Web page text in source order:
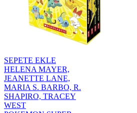
SEPETE EKLE
HELENA MAYER,
JEANETTE LANE,
MARIA S. BARBO, R.
SHAPIRO, TRACEY
WEST